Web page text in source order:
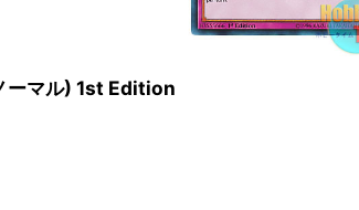
マル) 1st Edition